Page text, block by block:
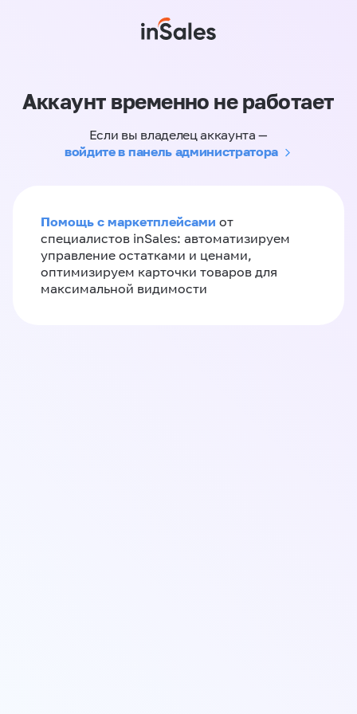
Аккаунт временно не работает
Если вы владелец аккаунта —
войдите в панель администратора
Помощь с маркетплейсами от
специалистов inSales: автоматизируем
управление остатками и ценами,
оптимизируем карточки товаров для
максимальной видимости